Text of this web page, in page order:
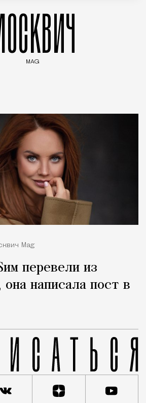
MAG
Mag
перевели из
она написала пост в